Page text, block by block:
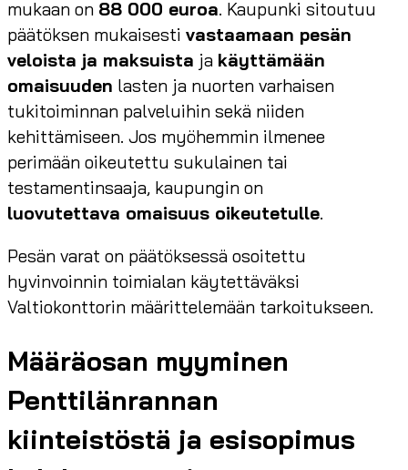
mukaan on 88 000 euroa. Kaupunki sitoutuu
päätöksen mukaisesti vastaamaan pesän
veloista ja maksuista ja käyttämään
omaisuuden lasten ja nuorten varhaisen
tukitoiminnan palveluihin sekä niiden
kehittämiseen. Jos myöhemmin ilmenee
perimään oikeutettu sukulainen tai
testamentinsaaja, kaupungin on
luovutettava omaisuus oikeutetulle.
Pesän varat on päätöksessä osoitettu
hyvinvoinnin toimialan käytettäväksi
Valtiokonttorin määrittelemään tarkoitukseen.
Määräosan myyminen
Penttilänrannan
kiinteistöstä ja esisopimus